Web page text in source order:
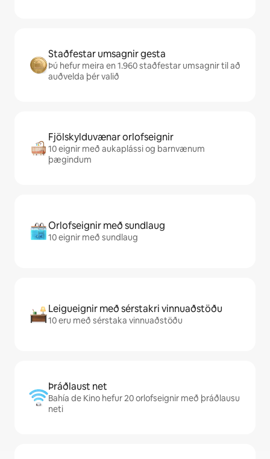
Staðfestar umsagnir gesta
Þú hefur meira en 1.960 staðfestar umsagnir til að
auðvelda þér valið
Fjölskylduvænar orlofseignir
10 eignir með aukaplássi og barnvænum
þægindum
Orlofseignir með sundlaug
10 eignir með sundlaug
Leigueignir með sérstakri vinnuaðstöðu
10 eru með sérstaka vinnuaðstöðu
Þráðlaust net
Bahía de Kino hefur 20 orlofseignir með þráðlausu
neti